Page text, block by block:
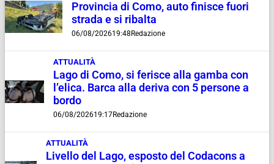
Provincia di Como, auto finisce fuori
strada e si ribalta
06/08/202619:48 Redazione
ATTUALITÀ
Lago di Como, si ferisce alla gamba con
l’elica. Barca alla deriva con 5 persone a
bordo
06/08/202619:17Redazione
ATTUALITÀ
Livello del Lago, esposto del Codacons a